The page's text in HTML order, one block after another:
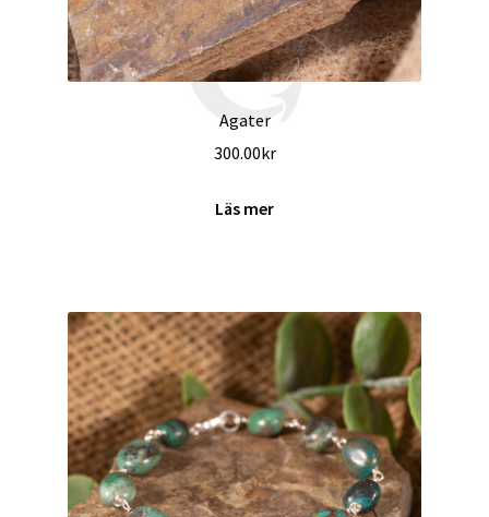
Agater
300.00kr
Läs mer